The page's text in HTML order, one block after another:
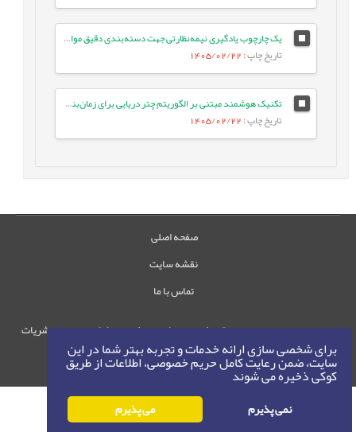
برای شخصی سازی ارائه خدمات و تجربه بهتر شما در این
سایت، ضمن رعایت کامل حریم خصوصی، اطلاعات از طریق
کوکی ذخیره می شوند
نمی پذیرم می پذیرم
یک چارچوب یادگیری نیمه‌نظارتی جهت دسته‌بندی دقیق موارد آزمون با بهره‌گیری از تعبیه‌های زبانی و ویژگی‌های معنایی متن
تاریخ چاپ: 1405/02/22
تکنیک هوشمند مبتنی بر الگوریتم چتر دریایی برای زمان‌بندی وظایف بر اساس اولویت در شبکه‌های IoT/Fog
تاریخ چاپ: 1405/02/22
صفحه اصلی
نقشه سایت
تماس با ما
حقوق این وب‌سایت متعلق به سامانه مدیریت نشریات
رایمگ است.
حق نشر ©
1405-1396